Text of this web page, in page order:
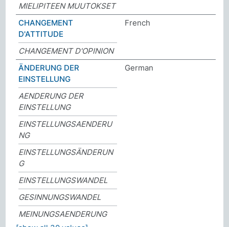
MIELIPITEEN MUUTOKSET
CHANGEMENT
D'ATTITUDE
French
CHANGEMENT D'OPINION
ÄNDERUNG DER
EINSTELLUNG
German
AENDERUNG DER
EINSTELLUNG
EINSTELLUNGSAENDERU
NG
EINSTELLUNGSÄNDERUN
G
EINSTELLUNGSWANDEL
GESINNUNGSWANDEL
MEINUNGSAENDERUNG